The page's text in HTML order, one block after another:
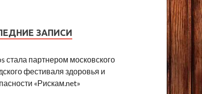
ЗАПИСИ
стала партнером московского
фестиваля здоровья и
«Рискам.net»